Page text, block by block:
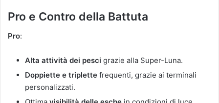
Pro e Contro della Battuta
Pro:
Alta attività dei pesci grazie alla Super-Luna.
Doppiette e triplette frequenti, grazie ai terminali
personalizzati.